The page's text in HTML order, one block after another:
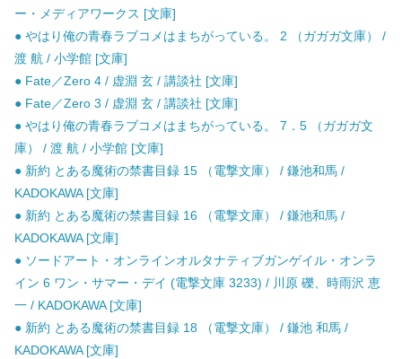
ー・メディアワークス [文庫]
● やはり俺の青春ラブコメはまちがっている。 2 （ガガガ文庫） /
渡 航 / 小学館 [文庫]
● Fate／Zero 4 / 虚淵 玄 / 講談社 [文庫]
● Fate／Zero 3 / 虚淵 玄 / 講談社 [文庫]
● やはり俺の青春ラブコメはまちがっている。 7．5 （ガガガ文
庫） / 渡 航 / 小学館 [文庫]
● 新約 とある魔術の禁書目録 15 （電撃文庫） / 鎌池和馬 /
KADOKAWA [文庫]
● 新約 とある魔術の禁書目録 16 （電撃文庫） / 鎌池和馬 /
KADOKAWA [文庫]
● ソードアート・オンラインオルタナティブガンゲイル・オンラ
イン 6 ワン・サマー・デイ (電撃文庫 3233) / 川原 礫、時雨沢 恵
一 / KADOKAWA [文庫]
● 新約 とある魔術の禁書目録 18 （電撃文庫） / 鎌池 和馬 /
KADOKAWA [文庫]